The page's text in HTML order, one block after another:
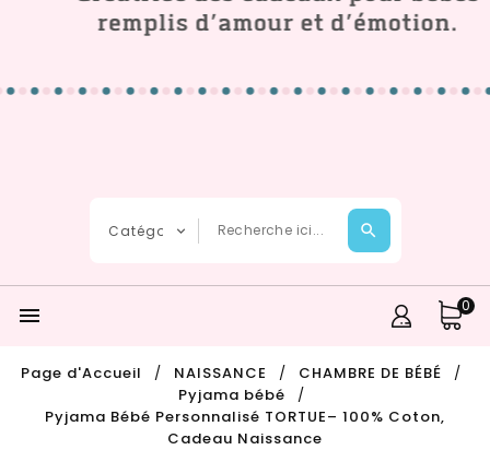
 0
Page d'Accueil NAISSANCE
CHAMBRE DE BÉBÉ
Pyjama bébé
Pyjama Bébé Personnalisé TORTUE– 100% Coton,
Cadeau Naissance